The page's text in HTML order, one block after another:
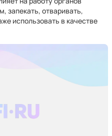
запекать, отваривать,
использовать в качестве